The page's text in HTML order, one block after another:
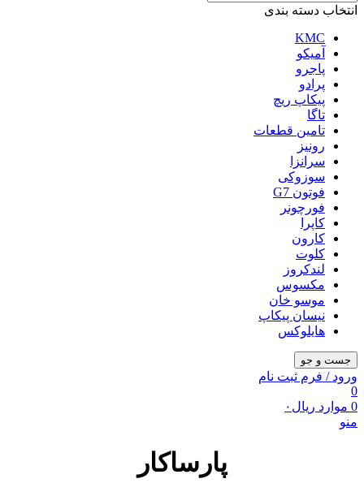
انتخاب دسته بندی
KMC
آمیکو
پاجرو
پرادو
پیکاپ ریچ
تاگا
تامین قطعات
رونیز
سرانزا
سوزوکی
فوتون G7
فورچونر
کاپرا
کارون
کلوت
لندکروز
مکسوس
موسو خان
نیسان پیکاپ
هایلوکس
جست و جو
ورود / فرم ثبت نام
0
0 موارد ریال ۰
منو
پارساکار